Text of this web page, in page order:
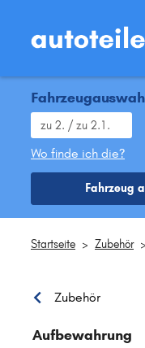
Wo finde ich die?
Fahrzeug
Startseite > Zubehör >
Zubehör
Aufbewahrung